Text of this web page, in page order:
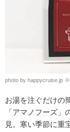
photo by happycruise.jp
お湯を注ぐだけの
「アマノフーズ」
見。寒い季節に重